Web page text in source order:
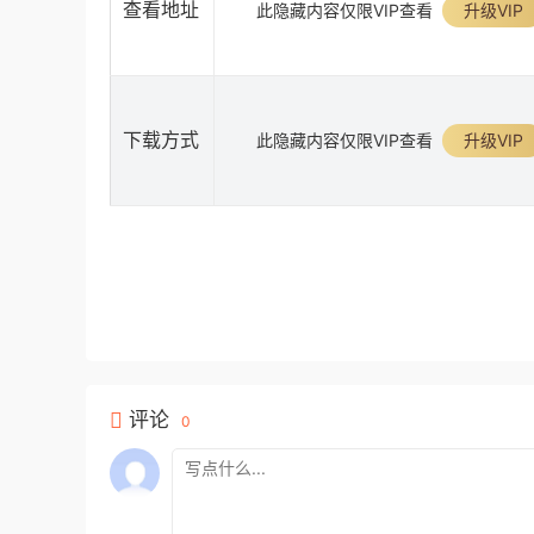
查看地址 此隐藏内容仅限VIP查看 升级VIP
下载方式 此隐藏内容仅限VIP查看 升级VIP
评论 0